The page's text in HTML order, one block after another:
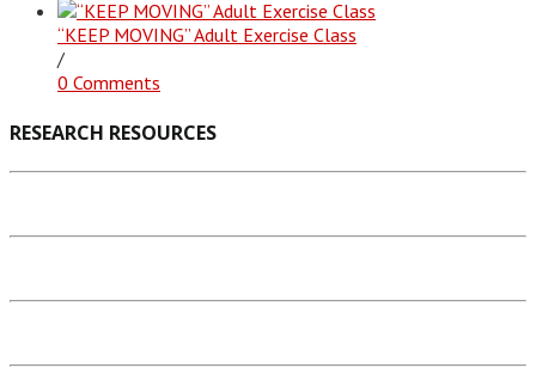
“KEEP MOVING” Adult Exercise Class
/
0 Comments
RESEARCH RESOURCES